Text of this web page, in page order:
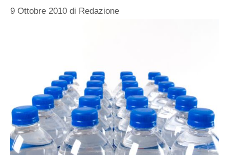
9 Ottobre 2010 di Redazione